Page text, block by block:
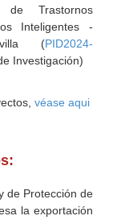
de Trastornos
Inteligentes -
(PID2024-
Investigación)
véase aqui
de Protección de
la exportación